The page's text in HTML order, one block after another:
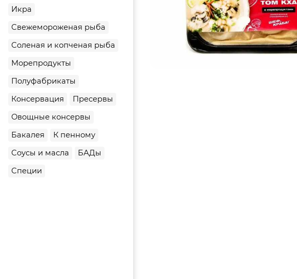
Икра
Свежемороженая рыба
Соленая и копченая рыба
Морепродукты
Полуфабрикаты
Консервация
Пресервы
Овощные консервы
Бакалея
К пенному
Соусы и масла
БАДы
Специи